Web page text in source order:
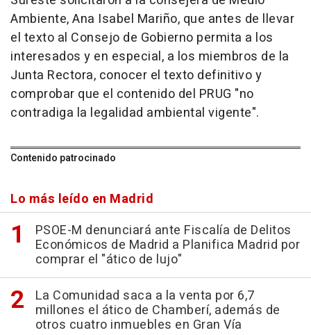
Ambiente, Ana Isabel Mariño, que antes de llevar
el texto al Consejo de Gobierno permita a los
interesados y en especial, a los miembros de la
Junta Rectora, conocer el texto definitivo y
comprobar que el contenido del PRUG "no
contradiga la legalidad ambiental vigente".
Contenido patrocinado
Lo más leído en Madrid
PSOE-M denunciará ante Fiscalía de Delitos
Económicos de Madrid a Planifica Madrid por
comprar el "ático de lujo"
La Comunidad saca a la venta por 6,7
millones el ático de Chamberí, además de
otros cuatro inmuebles en Gran Vía